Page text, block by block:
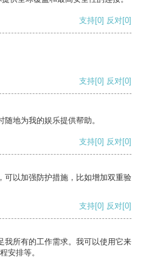
支持[0] 反对[0]
支持[0] 反对[0]
地为我的娱乐提供帮助。
支持[0] 反对[0]
可以加强防护措施，比如增加双重验
支持[0] 反对[0]
我所有的工作需求。我可以使用它来
安排等。